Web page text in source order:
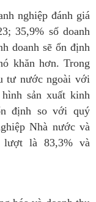
nghiệp đánh giá
35,9% số doanh
doanh sẽ ổn định
khăn hơn. Trong
tư nước ngoài với
sản xuất kinh
định so với quý
Nhà nước và
lượt là 83,3% và